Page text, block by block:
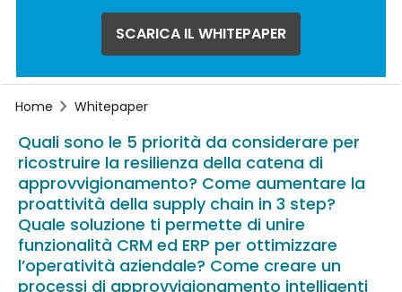
SCARICA IL WHITEPAPER
Home Whitepaper
Quali sono le 5 priorità da considerare per
ricostruire la resilienza della catena di
approvvigionamento? Come aumentare la
proattività della supply chain in 3 step?
Quale soluzione ti permette di unire
funzionalità CRM ed ERP per ottimizzare
l’operatività aziendale? Come creare un
processi di approvvigionamento intelligenti